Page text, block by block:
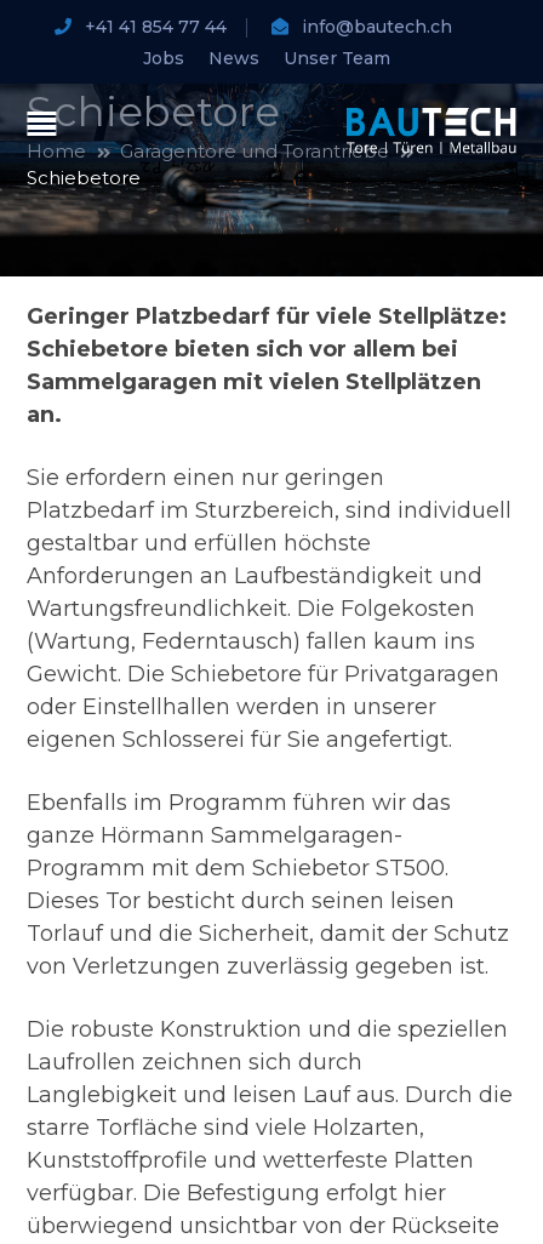
+41 41 854 77 44
info@bautech.ch
Jobs
News Unser Team
Schiebetore
Home
Garagentore und Torantriebe
Schiebetore
Geringer Platzbedarf für viele Stellplätze:
Schiebetore bieten sich vor allem bei
Sammelgaragen mit vielen Stellplätzen
an.
Sie erfordern einen nur geringen
Platzbedarf im Sturzbereich, sind individuell
gestaltbar und erfüllen höchste
Anforderungen an Laufbeständigkeit und
Wartungsfreundlichkeit. Die Folgekosten
(Wartung, Federntausch) fallen kaum ins
Gewicht. Die Schiebetore für Privatgaragen
oder Einstellhallen werden in unserer
eigenen Schlosserei für Sie angefertigt.
Ebenfalls im Programm führen wir das
ganze Hörmann Sammelgaragen-
Programm mit dem Schiebetor ST500.
Dieses Tor besticht durch seinen leisen
Torlauf und die Sicherheit, damit der Schutz
von Verletzungen zuverlässig gegeben ist.
Die robuste Konstruktion und die speziellen
Laufrollen zeichnen sich durch
Langlebigkeit und leisen Lauf aus. Durch die
starre Torfläche sind viele Holzarten,
Kunststoffprofile und wetterfeste Platten
verfügbar. Die Befestigung erfolgt hier
überwiegend unsichtbar von der Rückseite